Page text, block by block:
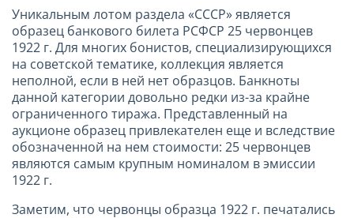
Уникальным лотом раздела «СССР» является
образец банкового билета РСФСР 25 червонцев
1922 г. Для многих бонистов, специализирующихся
на советской тематике, коллекция является
неполной, если в ней нет образцов. Банкноты
данной категории довольно редки из-за крайне
ограниченного тиража. Представленный на
аукционе образец привлекателен еще и вследствие
обозначенной на нем стоимости: 25 червонцев
являются самым крупным номиналом в эмиссии
1922 г.
Заметим, что червонцы образца 1922 г. печатались